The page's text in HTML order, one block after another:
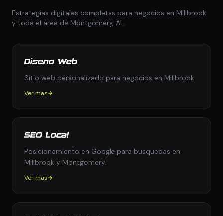
Estrategias digitales completas para negocios en Millbrook
y toda el area de Montgomery, AL.
Diseno Web
Sitio web personalizado para negocios en Millbrook.
Ver mas
SEO Local
Posicionamiento en Google para busquedas en
Millbrook y Montgomery.
Ver mas